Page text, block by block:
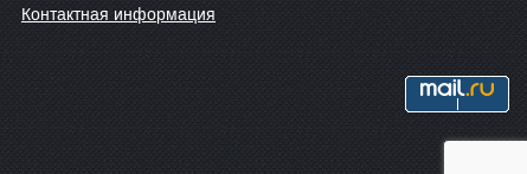
Контактная информация